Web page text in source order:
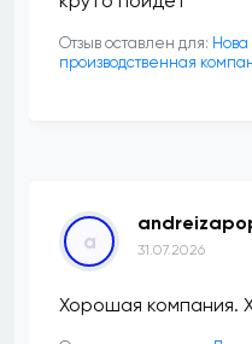
Отзыв оставлен для:
производственная
a 31.07.2026
Хорошая компания.